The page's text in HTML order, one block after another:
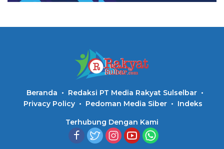
Beranda
Redaksi PT Media Rakyat Sulselbar
Privacy Policy
Pedoman Media Siber Indeks
Terhubung Dengan Kami